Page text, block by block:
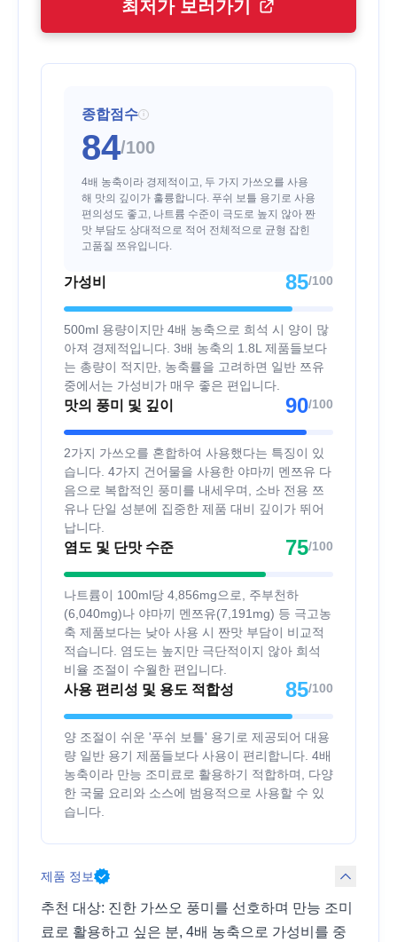
최저가 보러가기
종합점수 i
84/100
4배 농축이라 경제적이고, 두 가지 가쓰오를 사용
해 맛의 깊이가 훌륭합니다. 푸쉬 보틀 용기로 사용
편의성도 좋고, 나트륨 수준이 극도로 높지 않아 짠
맛 부담도 상대적으로 적어 전체적으로 균형 잡힌
고품질 쯔유입니다.
가성비 85/100
500ml 용량이지만 4배 농축으로 희석 시 양이 많
아져 경제적입니다. 3배 농축의 1.8L 제품들보다
는 총량이 적지만, 농축률을 고려하면 일반 쯔유
중에서는 가성비가 매우 좋은 편입니다.
맛의 풍미 및 깊이 90/100
2가지 가쓰오를 혼합하여 사용했다는 특징이 있
습니다. 4가지 건어물을 사용한 야마끼 멘쯔유 다
음으로 복합적인 풍미를 내세우며, 소바 전용 쯔
유나 단일 성분에 집중한 제품 대비 깊이가 뛰어
납니다.
염도 및 단맛 수준 75/100
나트륨이 100ml당 4,856mg으로, 주부천하
(6,040mg)나 야마끼 멘쯔유(7,191mg) 등 극고농
축 제품보다는 낮아 사용 시 짠맛 부담이 비교적
적습니다. 염도는 높지만 극단적이지 않아 희석
비율 조절이 수월한 편입니다.
사용 편리성 및 용도 적합성 85/100
양 조절이 쉬운 '푸쉬 보틀' 용기로 제공되어 대용
량 일반 용기 제품들보다 사용이 편리합니다. 4배
농축이라 만능 조미료로 활용하기 적합하며, 다양
한 국물 요리와 소스에 범용적으로 사용할 수 있
습니다.
제품 정보
추천 대상: 진한 가쓰오 풍미를 선호하며 만능 조미
료로 활용하고 싶은 분, 4배 농축으로 가성비를 중